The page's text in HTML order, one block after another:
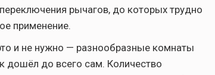
рычагов, до которых трудно
применение.
и не нужно — разнообразные комнаты
дошёл до всего сам. Количество